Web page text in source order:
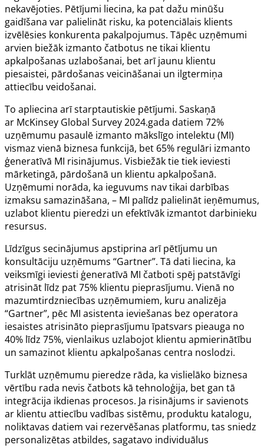
nekavējoties. Pētījumi liecina, ka pat dažu minūšu
gaidīšana var palielināt risku, ka potenciālais klients
izvēlēsies konkurenta pakalpojumus. Tāpēc uzņēmumi
arvien biežāk izmanto čatbotus ne tikai klientu
apkalpošanas uzlabošanai, bet arī jaunu klientu
piesaistei, pārdošanas veicināšanai un ilgtermiņa
attiecību veidošanai.
To apliecina arī starptautiskie pētījumi. Saskaņā
ar McKinsey Global Survey2024.gada datiem 72%
uzņēmumu pasaulē izmanto mākslīgo intelektu (MI)
vismaz vienā biznesa funkcijā, bet 65% regulāri izmanto
ģeneratīvā MI risinājumus. Visbiežāk tie tiek ieviesti
mārketingā, pārdošanā un klientu apkalpošanā.
Uzņēmumi norāda, ka ieguvums nav tikai darbības
izmaksu samazināšana, – MI palīdz palielināt ieņēmumus,
uzlabot klientu pieredzi un efektīvāk izmantot darbinieku
resursus.
Līdzīgus secinājumus apstiprina arī pētījumu un
konsultāciju uzņēmums “Gartner”. Tā dati liecina, ka
veiksmīgi ieviesti ģeneratīvā MI čatboti spēj patstāvīgi
atrisināt līdz pat 75% klientu pieprasījumu. Vienā no
mazumtirdzniecības uzņēmumiem, kuru analizēja
“Gartner”, pēc MI asistenta ieviešanas bez operatora
iesaistes atrisināto pieprasījumu īpatsvars pieauga no
40% līdz 75%, vienlaikus uzlabojot klientu apmierinātību
un samazinot klientu apkalpošanas centra noslodzi.
Turklāt uzņēmumu pieredze rāda, ka vislielāko biznesa
vērtību rada nevis čatbots kā tehnoloģija, bet gan tā
integrācija ikdienas procesos. Ja risinājums ir savienots
ar klientu attiecību vadības sistēmu, produktu katalogu,
noliktavas datiem vai rezervēšanas platformu, tas sniedz
personalizētas atbildes, sagatavo individuālus